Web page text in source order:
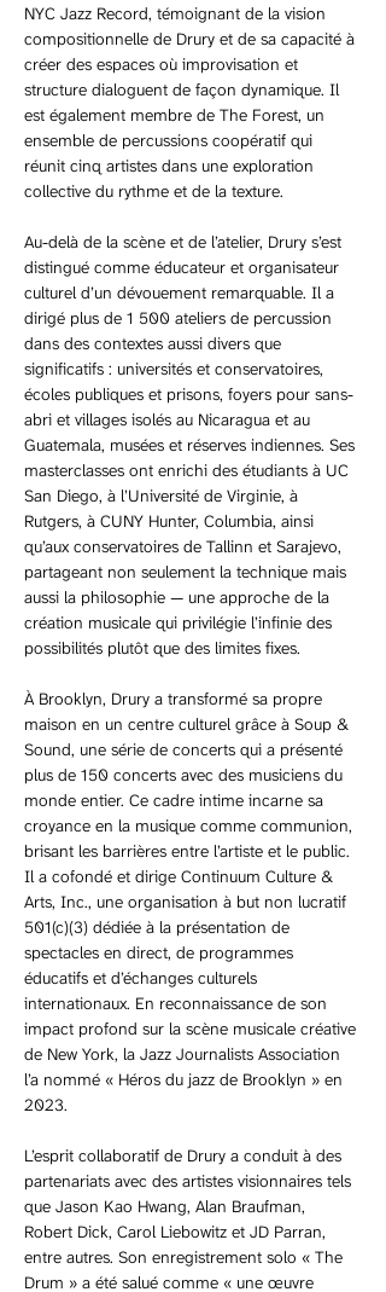
NYC Jazz Record, témoignant de la vision
compositionnelle de Drury et de sa capacité à
créer des espaces où improvisation et
structure dialoguent de façon dynamique. Il
est également membre de The Forest, un
ensemble de percussions coopératif qui
réunit cinq artistes dans une exploration
collective du rythme et de la texture.
Au-delà de la scène et de l’atelier, Drury s’est
distingué comme éducateur et organisateur
culturel d’un dévouement remarquable. Il a
dirigé plus de 1 500 ateliers de percussion
dans des contextes aussi divers que
significatifs : universités et conservatoires,
écoles publiques et prisons, foyers pour sans-
abri et villages isolés au Nicaragua et au
Guatemala, musées et réserves indiennes. Ses
masterclasses ont enrichi des étudiants à UC
San Diego, à l’Université de Virginie, à
Rutgers, à CUNY Hunter, Columbia, ainsi
qu’aux conservatoires de Tallinn et Sarajevo,
partageant non seulement la technique mais
aussi la philosophie — une approche de la
création musicale qui privilégie l’infinie des
possibilités plutôt que des limites fixes.
À Brooklyn, Drury a transformé sa propre
maison en un centre culturel grâce à Soup &
Sound, une série de concerts qui a présenté
plus de 150 concerts avec des musiciens du
monde entier. Ce cadre intime incarne sa
croyance en la musique comme communion,
brisant les barrières entre l’artiste et le public.
Il a cofondé et dirige Continuum Culture &
Arts, Inc., une organisation à but non lucratif
501(c)(3) dédiée à la présentation de
spectacles en direct, de programmes
éducatifs et d’échanges culturels
internationaux. En reconnaissance de son
impact profond sur la scène musicale créative
de New York, la Jazz Journalists Association
l’a nommé « Héros du jazz de Brooklyn » en
2023.
L’esprit collaboratif de Drury a conduit à des
partenariats avec des artistes visionnaires tels
que Jason Kao Hwang, Alan Braufman,
Robert Dick, Carol Liebowitz et JD Parran,
entre autres. Son enregistrement solo « The
Drum » a été salué comme « une œuvre